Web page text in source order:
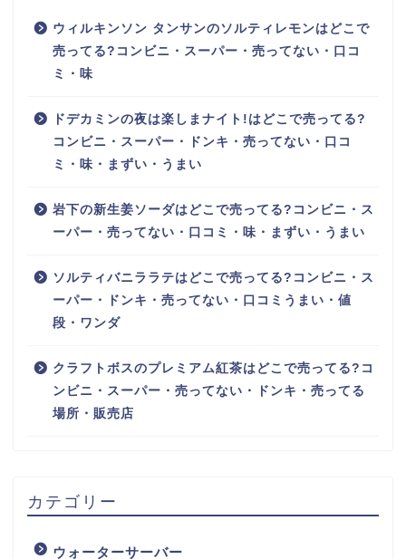
ウィルキンソン タンサンのソルティレモンはどこで
売ってる?コンビニ・スーパー・売ってない・口コ
ミ・味
ドデカミンの夜は楽しまナイト!はどこで売ってる?
コンビニ・スーパー・ドンキ・売ってない・口コ
ミ・味・まずい・うまい
岩下の新生姜ソーダはどこで売ってる?コンビニ・ス
ーパー・売ってない・口コミ・味・まずい・うまい
ソルティバニララテはどこで売ってる?コンビニ・ス
ーパー・ドンキ・売ってない・口コミうまい・値
段・ワンダ
クラフトボスのプレミアム紅茶はどこで売ってる?コ
ンビニ・スーパー・売ってない・ドンキ・売ってる
場所・販売店
カテゴリー
ウォーターサーバー